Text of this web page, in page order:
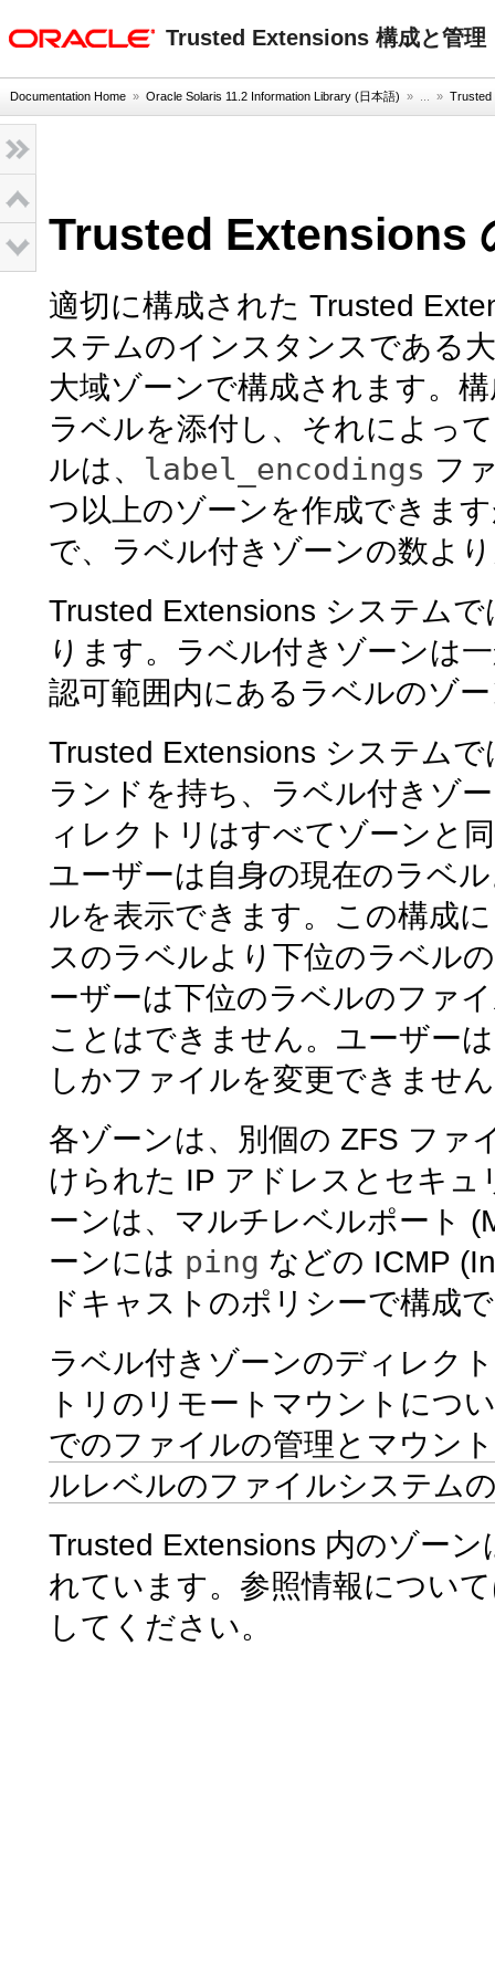
Trusted Extensions 構成と管理
Documentation Home » Oracle Solaris 11.2 Information Library (日本語) » ... » Trusted
Trusted Extensions
適切に構成された Trusted
ステムのインスタンスである
大域ゾーンで構成されます。
ラベルを添付し、それによっ
ルは、 label_encodings フ
つ以上のゾーンを作成できま
で、ラベル付きゾーンの数よ
Trusted Extensions システム
ります。ラベル付きゾーンは
認可範囲内にあるラベルのゾ
Trusted Extensions システム
ランドを持ち、ラベル付きゾ
ィレクトリはすべてゾーンと
ユーザーは自身の現在のラベ
ルを表示できます。この構成
スのラベルより下位のラベル
ーザーは下位のラベルのファ
ことはできません。ユーザー
しかファイルを変更できませ
各ゾーンは、別個の ZFS ファ
けられた IP アドレスとセキ
ーンは、マルチレベルポート
ーンには ping などの ICMP
ドキャストのポリシーで構成
ラベル付きゾーンのディレク
トリのリモートマウントにつ
でのファイルの管理とマウント
ルレベルのファイルシステム
Trusted Extensions 内のゾー
れています。参照情報につい
してください。